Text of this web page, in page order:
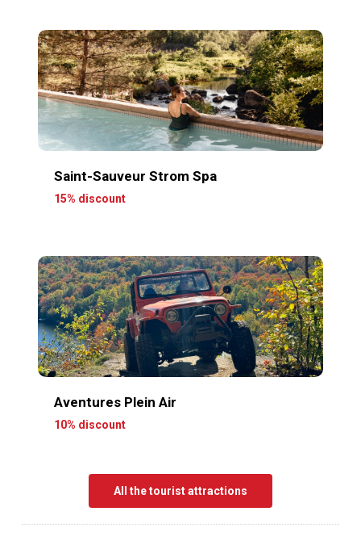
Saint-Sauveur Strom Spa
15% discount
Aventures Plein Air
10% discount
All the tourist attractions